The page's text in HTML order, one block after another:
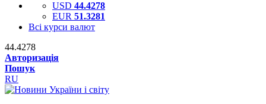
USD 44.4278
EUR 51.3281
Всі курси валют
44.4278
Авторизація
Пошук
RU